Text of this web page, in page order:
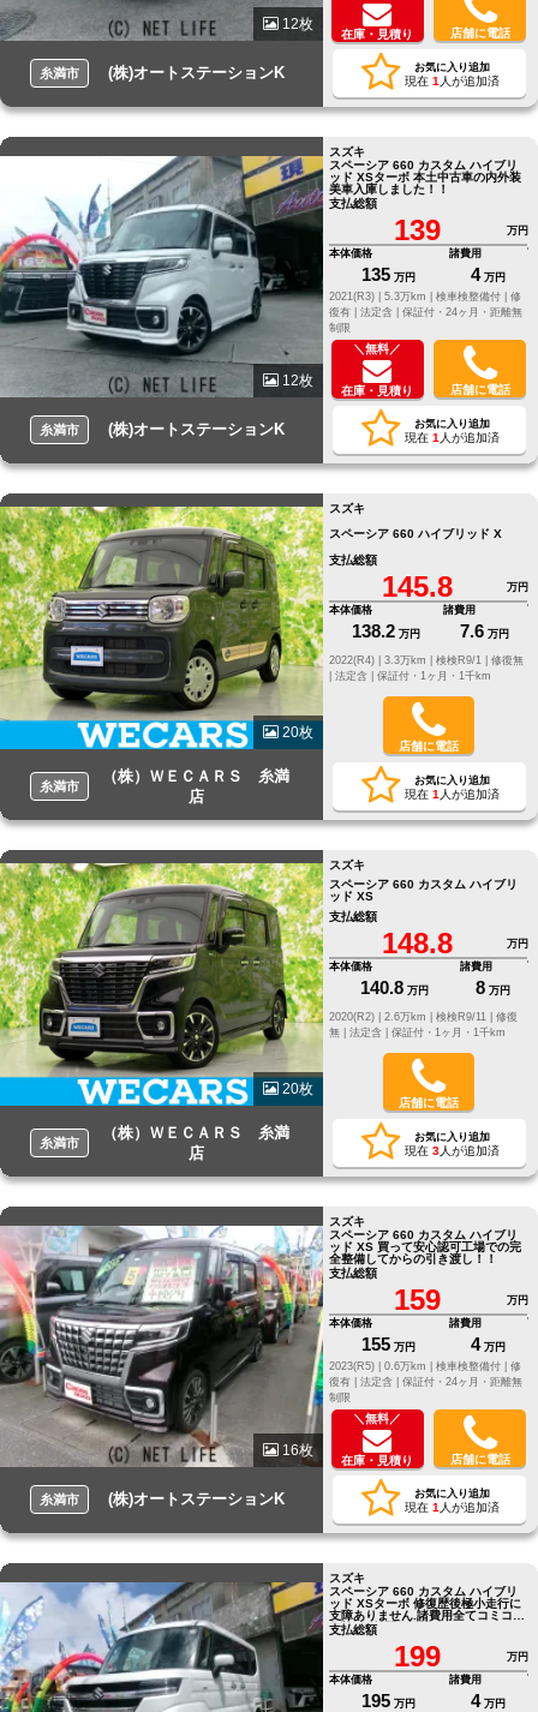
12枚
糸満市 (株)オートステーションK
在庫・見積り 店舗に電話
お気に入り追加
現在 1 人が追加済
12枚
糸満市 (株)オートステーションK
スズキ
スペーシア 660 カスタム ハイブリ
ッド XSターボ 本土中古車の内外装
美車入庫しました！！
支払総額
139
万円
本体価格
135 万円
諸費用
4 万円
2021(R3) |
5.3万km | 検車検整備付 | 修
復有 | 法定含 | 保証付・24ヶ月・距離無
制限
＼無料／
在庫・見積り 店舗に電話
お気に入り追加
現在 1 人が追加済
20枚
糸満市
（株）ＷＥＣＡＲＳ 糸満
店
スズキ
スペーシア 660 ハイブリッド X
支払総額
145.8
万円
本体価格
138.2 万円
諸費用
7.6 万円
修復無
法定含 | 保証付・1ヶ月・1千km
店舗に電話
お気に入り追加
現在 1 人が追加済
20枚
糸満市
（株）ＷＥＣＡＲＳ 糸満
店
スズキ
スペーシア 660 カスタム ハイブリ
ッド XS
支払総額
148.8
万円
本体価格
140.8 万円
諸費用
8 万円
修復
無 | 法定含 | 保証付・1ヶ月・1千km
店舗に電話
お気に入り追加
現在 3人が追加済
16枚
糸満市 (株)オートステーションK
スズキ
スペーシア 660 カスタム ハイブリ
ッド XS 買って安心認可工場での完
全整備してからの引き渡し！！
支払総額
159
万円
本体価格
155 万円
諸費用
4 万円
2023(R5) |
0.6万km | 検車検整備付 | 修
復有 | 法定含 | 保証付・24ヶ月・距離無
制限
＼無料／
在庫・見積り 店舗に電話
お気に入り追加
現在 1 人が追加済
スズキ
スペーシア 660 カスタム ハイブリ
ッド XSターボ 修復歴後極小走行に
支障ありません.諸費用全てコミコミ
価格で2年間保証込みで～す！！
支払総額
199
万円
本体価格
195 万円
諸費用
4 万円